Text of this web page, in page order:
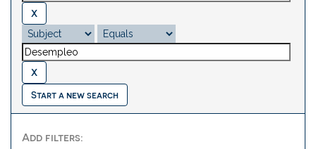
Start a new search
Add filters: